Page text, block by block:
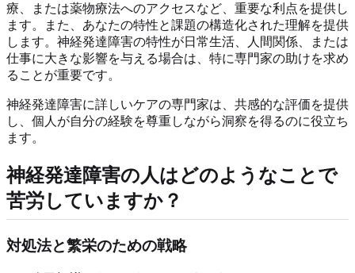
療、または薬物療法へのアクセスなど、重要な利点を提供し
ます。また、あなたの特性と課題の構造化された理解を提供
します。神経発達障害の特性が日常生活、人間関係、または
仕事に大きな影響を与える場合は、特に専門家の助けを求め
ることが重要です。
神経発達障害に詳しいケアの専門家は、共感的な評価を提供
し、個人が自分の経験を尊重しながら洞察を得るのに役立ち
ます。
神経発達障害の人はどのようなことで
苦労していますか？
対処法と繁栄のための戦略